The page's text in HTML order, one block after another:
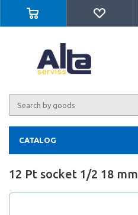
CATALOG
12 Pt socket 1/2 18 mm